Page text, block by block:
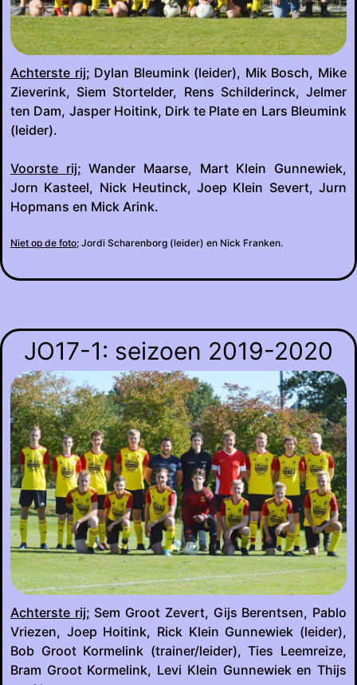
Achterste rij; Dylan Bleumink (leider), Mik Bosch, Mike
Zieverink, Siem Stortelder, Rens Schilderinck, Jelmer
ten Dam, Jasper Hoitink, Dirk te Plate en Lars Bleumink
(leider).
Voorste rij; Wander Maarse, Mart Klein Gunnewiek,
Jorn Kasteel, Nick Heutinck, Joep Klein Severt, Jurn
Hopmans en Mick Arink.
Niet op de foto; Jordi Scharenborg (leider) en Nick Franken.
JO17-1: seizoen 2019-2020
Achterste rij; Sem Groot Zevert, Gijs Berentsen, Pablo
Vriezen, Joep Hoitink, Rick Klein Gunnewiek (leider),
Bob Groot Kormelink (trainer/leider), Ties Leemreize,
Bram Groot Kormelink, Levi Klein Gunnewiek en Thijs